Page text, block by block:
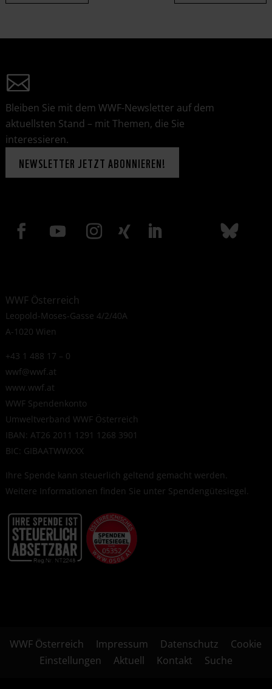
Bleiben Sie mit dem WWF-Newsletter auf dem
aktuellsten Stand – mit Themen, die Sie
interessieren.
NEWSLETTER JETZT ABONNIEREN!
WWF Österreich
Leopold-Moses-Gasse 4/2/40A
A-1020 Wien
+43 1 488 17 – 0
wwf@wwf.at
www.wwf.at
WWF Spendenkonto
Umweltverband WWF Österreich
IBAN: AT26 2011 1291 1268 3901
BIC: GIBAATWWXXX
Ihre Spende kann steuerlich geltend gemacht werden.
Weitere Informationen finden Sie unter Spendengütesiegel.
WWF Österreich Impressum Datenschutz
Cookie
Einstellungen
Aktuell Kontakt Suche